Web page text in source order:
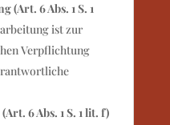
(Art. 6 Abs. 1 S. 1
ist zur
Verpflichtung
6 Abs. 1 S. 1 lit. f)